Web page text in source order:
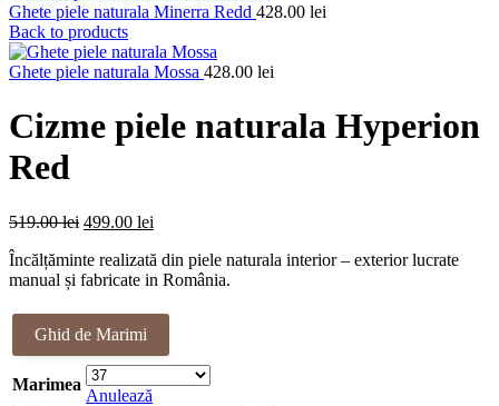
Ghete piele naturala Minerra Redd 428.00 lei
Back to products
Ghete piele naturala Mossa 428.00 lei
Cizme piele naturala Hyperion
Red
519.00lei Prețul
a
fost:
499.00 lei
este:
499.00 lei.
Încălțăminte realizată din piele naturala interior – exterior lucrate
manual și fabricate in România.
Ghid de Marimi
Marimea
Anulează